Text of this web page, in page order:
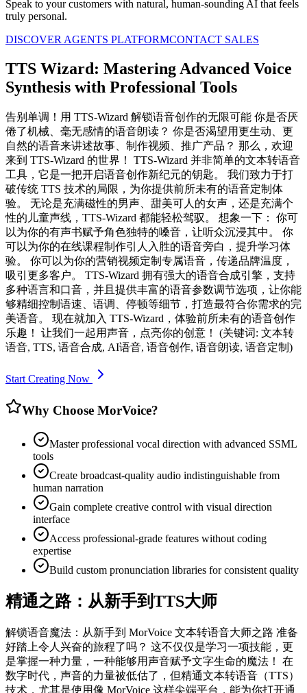
Speak to your customers with natural, human-sounding AI that feels
truly personal.
DISCOVER AGENTS PLATFORMCONTACT SALES
TTS Wizard: Mastering Advanced Voice
Synthesis with Professional Tools
告别单调！用 TTS-Wizard 解锁语音创作的无限可能 你是否厌
倦了机械、毫无感情的语音朗读？ 你是否渴望用更生动、更
自然的语音来讲述故事、制作视频、推广产品？ 那么，欢迎
来到 TTS-Wizard 的世界！ TTS-Wizard 并非简单的文本转语音
工具，它是一把开启语音创作新纪元的钥匙。 我们致力于打
破传统 TTS 技术的局限，为你提供前所未有的语音定制体
验。 无论是充满磁性的男声、甜美可人的女声，还是充满个
性的儿童声线，TTS-Wizard 都能轻松驾驭。 想象一下： 你可
以为你的有声书赋予角色独特的嗓音，让听众沉浸其中。 你
可以为你的在线课程制作引人入胜的语音旁白，提升学习体
验。 你可以为你的营销视频定制专属语音，传递品牌温度，
吸引更多客户。 TTS-Wizard 拥有强大的语音合成引擎，支持
多种语言和口音，并且提供丰富的语音参数调节选项，让你能
够精细控制语速、语调、停顿等细节，打造最符合你需求的完
美语音。 现在就加入 TTS-Wizard，体验前所未有的语音创作
乐趣！ 让我们一起用声音，点亮你的创意！ (关键词: 文本转
语音, TTS, 语音合成, AI语音, 语音创作, 语音朗读, 语音定制)
Start Creating Now
Why Choose MorVoice?
Master professional vocal direction with advanced SSML
tools
Create broadcast-quality audio indistinguishable from
human narration
Gain complete creative control with visual direction
interface
Access professional-grade features without coding
expertise
Build custom pronunciation libraries for consistent quality
精通之路：从新手到TTS大师
解锁语音魔法：从新手到 MorVoice 文本转语音大师之路 准备
好踏上令人兴奋的旅程了吗？ 这不仅仅是学习一项技能，更
是掌握一种力量，一种能够用声音赋予文字生命的魔法！ 在
数字时代，声音的力量被低估了，但精通文本转语音（TTS）
技术，尤其是使用像 MorVoice 这样尖端平台，能为你打开通